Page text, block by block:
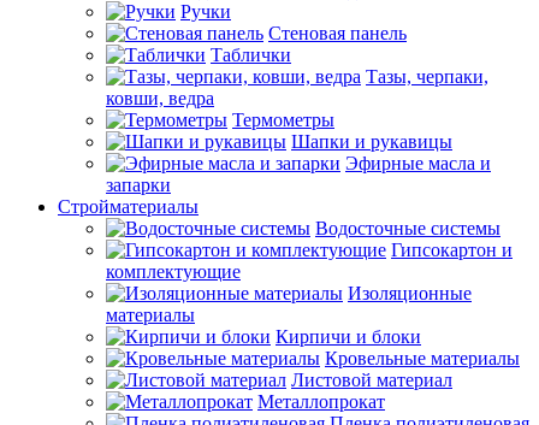
Ручки
Стеновая панель
Таблички
Тазы, черпаки,
ковши, ведра
Термометры
Шапки и рукавицы
Эфирные масла и
запарки
Стройматериалы
Водосточные системы
Гипсокартон и
комплектующие
Изоляционные
материалы
Кирпичи и блоки
Кровельные материалы
Листовой материал
Металлопрокат